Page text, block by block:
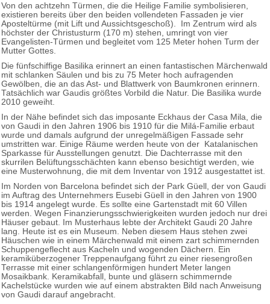
Von den achtzehn Türmen, die die Heilige Familie symbolisieren,
existieren bereits über den beiden vollendeten Fassaden je vier
Aposteltürme (mit Lift und Aussichtsgeschoß). Im Zentrum wird als
höchster der Christusturm (170 m) stehen, umringt von vier
Evangelisten-Türmen und begleitet vom 125 Meter hohen Turm der
Mutter Gottes.
Die fünfschiffige Basilika erinnert an einen fantastischen Märchenwald
mit schlanken Säulen und bis zu 75 Meter hoch aufragenden
Gewölben, die an das Ast- und Blattwerk von Baumkronen erinnern.
Tatsächlich war Gaudis größtes Vorbild die Natur. Die Basilika wurde
2010 geweiht.
In der Nähe befindet sich das imposante Eckhaus der Casa Mila, die
von Gaudi in den Jahren 1906 bis 1910 für die Milá-Familie erbaut
wurde und damals aufgrund der unregelmäßigen Fassade sehr
umstritten war. Einige Räume werden heute von der Katalanischen
Sparkasse für Ausstellungen genutzt. Die Dachterrasse mit den
skurrilen Belüftungsschächten kann ebenso besichtigt werden, wie
eine Musterwohnung, die mit dem Inventar von 1912 ausgestattet ist.
Im Norden von Barcelona befindet sich der Park Güell, der von Gaudi
im Auftrag des Unternehmers Eusebi Güell in den Jahren von 1900
bis 1914 angelegt wurde. Es sollte eine Gartenstadt mit 60 Villen
werden. Wegen Finanzierungsschwierigkeiten wurden jedoch nur drei
Häuser gebaut. Im Musterhaus lebte der Architekt Gaudi 20 Jahre
lang. Heute ist es ein Museum. Neben diesem Haus stehen zwei
Häuschen wie in einem Märchenwald mit einem zart schimmernden
Schuppengeflecht aus Kacheln und wogenden Dächern. Ein
keramiküberzogener Treppenaufgang führt zu einer riesengroßen
Terrasse mit einer schlangenförmigen hundert Meter langen
Mosaikbank. Keramikabfall, bunte und gläsern schimmernde
Kachelstücke wurden wie auf einem abstrakten Bild nach Anweisung
von Gaudi darauf angebracht.